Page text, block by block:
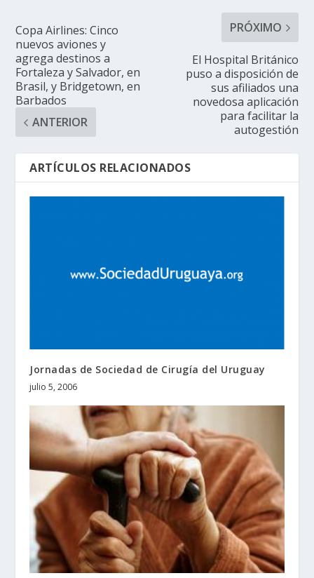
Copa Airlines: Cinco
nuevos aviones y
agrega destinos a
Fortaleza y Salvador, en
Brasil, y Bridgetown, en
Barbados
ANTERIOR
PRÓXIMO
El Hospital Británico
puso a disposición de
sus afiliados una
novedosa aplicación
para facilitar la
autogestión
ARTÍCULOS RELACIONADOS
Jornadas de Sociedad de Cirugía del Uruguay
julio 5, 2006